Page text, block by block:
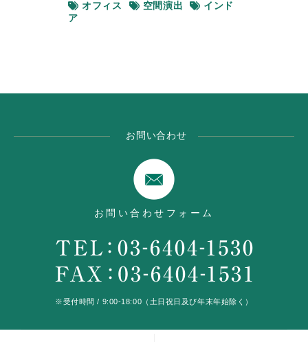
オフィス
空間演出
インド
ア
お問い合わせ
お問い合わせフォーム
※受付時間 / 9:00-18:00（土日祝日及び年末年始除く）